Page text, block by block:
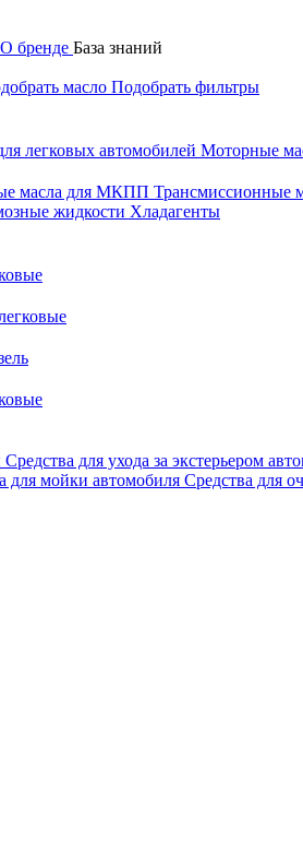
О бренде База знаний
масло Подобрать фильтры
легковых автомобилей Моторные
масла для МКПП Трансмиссионные
жидкости Хладагенты
Средства для ухода за экстерьером
для мойки автомобиля Средства для